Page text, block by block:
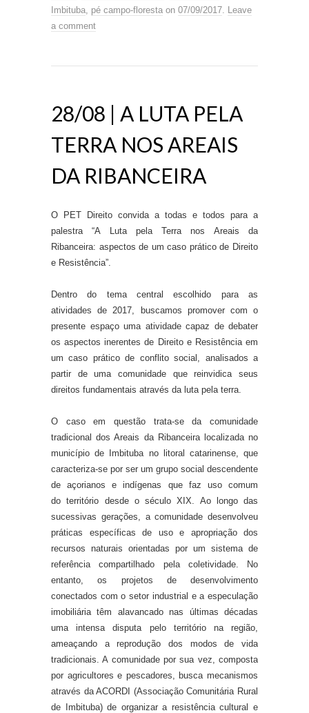
Imbituba pé campo-floresta on 07/09/2017 Leave
a comment
28/08 | A LUTA PELA
TERRA NOS AREAIS
DA RIBANCEIRA
O PET Direito convida a todas e todos para a
palestra “A Luta pela Terra nos Areais da
Ribanceira: aspectos de um caso prático de Direito
e Resistência”.
Dentro do tema central escolhido para as
atividades de 2017, buscamos promover com o
presente espaço uma atividade capaz de debater
os aspectos inerentes de Direito e Resistência em
um caso prático de conflito social, analisados a
partir de uma comunidade que reinvidica seus
direitos fundamentais através da luta pela terra.
O caso em questão trata-se da comunidade
tradicional dos Areais da Ribanceira localizada no
município de Imbituba no litoral catarinense, que
caracteriza-se por ser um grupo social descendente
de açorianos e indígenas que faz uso comum
do território desde o século XIX. Ao longo das
sucessivas gerações, a comunidade desenvolveu
práticas específicas de uso e apropriação dos
recursos naturais orientadas por um sistema de
referência compartilhado pela coletividade. No
entanto, os projetos de desenvolvimento
conectados com o setor industrial e a especulação
imobiliária têm alavancado nas últimas décadas
uma intensa disputa pelo território na região,
ameaçando a reprodução dos modos de vida
tradicionais. A comunidade por sua vez, composta
por agricultores e pescadores, busca mecanismos
através da ACORDI (Associação Comunitária Rural
de Imbituba) de organizar a resistência cultural e